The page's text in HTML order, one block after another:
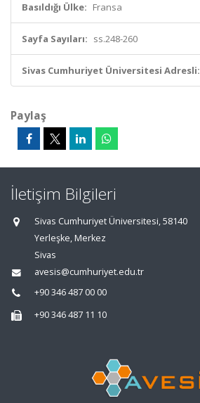
Basıldığı Ülke: Fransa
Sayfa Sayıları: ss.248-260
Sivas Cumhuriyet Üniversitesi Adresli:
Paylaş
İletişim Bilgileri
Sivas Cumhuriyet Üniversitesi, 58140
Yerleşke, Merkez
Sivas
avesis@cumhuriyet.edu.tr
+90 346 487 00 00
+90 346 487 11 10